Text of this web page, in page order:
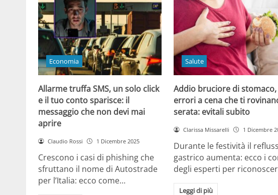
Economia
Allarme truffa SMS, un solo click
e il tuo conto sparisce: il
messaggio che non devi mai
aprire
Claudio Rossi 1 Dicembre 2025
Crescono i casi di phishing che
sfruttano il nome di Autostrade
per l’Italia: ecco come…
Salute
Addio bruciore di stomaco,
errori a cena che ti
serata: evitali subito
Clarissa Missarelli 1 Dicembre
Durante le festività il
gastrico aumenta: ecco i
degli esperti per
Leggi di più